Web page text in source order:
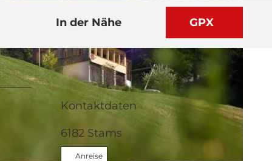
In der Nähe GPX
Kontaktdaten
6182 Stams
Anreise